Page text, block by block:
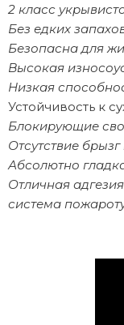
2 класс
Без едких
Безопасна для
Высокая
Низкая
Устойчивость к
Блокирующие
Отсутствие
Абсолютно
Отличная
система